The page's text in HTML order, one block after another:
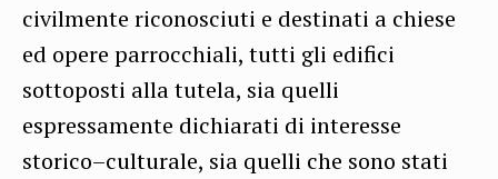
civilmente riconosciuti e destinati a chiese
ed opere parrocchiali, tutti gli edifici
sottoposti alla tutela, sia quelli
espressamente dichiarati di interesse
storico–culturale, sia quelli che sono stati